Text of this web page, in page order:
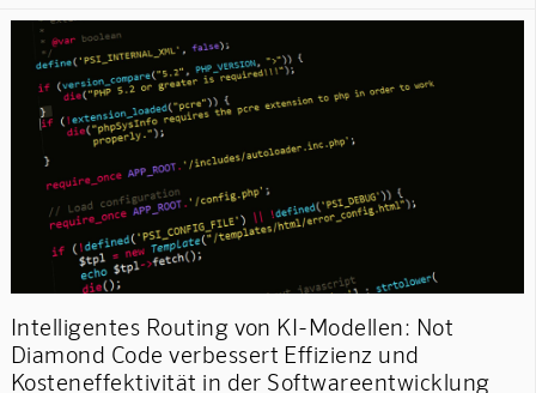
Intelligentes Routing von KI-Modellen: Not
Diamond Code verbessert Effizienz und
Kosteneffektivität in der Softwareentwicklung